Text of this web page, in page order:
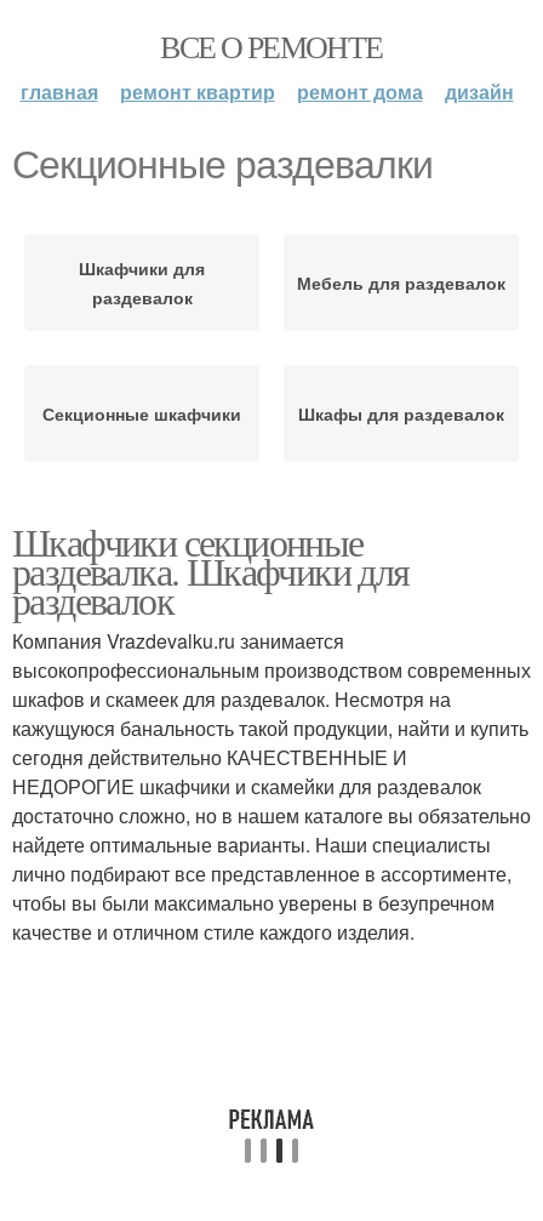
ВСЕ О РЕМОНТЕ
главная ремонт квартир ремонт дома дизайн
Секционные раздевалки
Шкафчики для
раздевалок
Мебель для раздевалок
Секционные шкафчики Шкафы для раздевалок
Шкафчики секционные
раздевалка. Шкафчики для
раздевалок
Компания Vrazdevalku.ru занимается
высокопрофессиональным производством современных
шкафов и скамеек для раздевалок. Несмотря на
кажущуюся банальность такой продукции, найти и купить
сегодня действительно КАЧЕСТВЕННЫЕ И
НЕДОРОГИЕ шкафчики и скамейки для раздевалок
достаточно сложно, но в нашем каталоге вы обязательно
найдете оптимальные варианты. Наши специалисты
лично подбирают все представленное в ассортименте,
чтобы вы были максимально уверены в безупречном
качестве и отличном стиле каждого изделия.